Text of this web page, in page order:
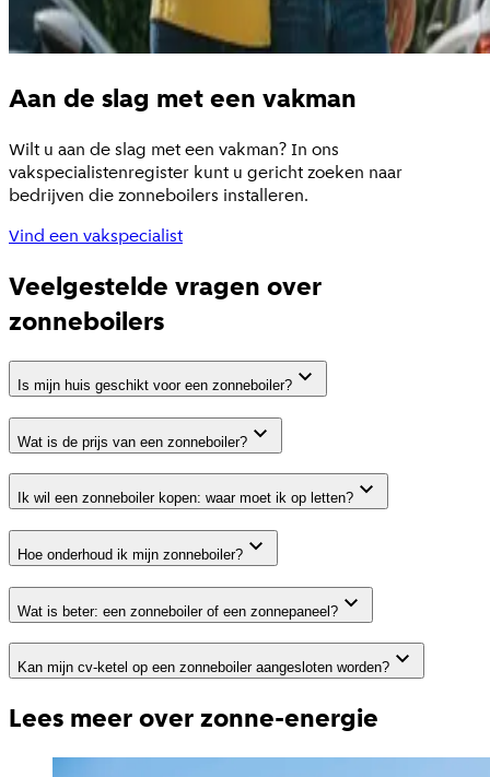
Aan de slag met een vakman
Wilt u aan de slag met een vakman? In ons
vakspecialistenregister kunt u gericht zoeken naar
bedrijven die zonneboilers installeren.
Vind een vakspecialist
Veelgestelde vragen over
zonneboilers
Is mijn huis geschikt voor een zonneboiler?
Wat is de prijs van een zonneboiler?
Ik wil een zonneboiler kopen: waar moet ik op letten?
Hoe onderhoud ik mijn zonneboiler?
Wat is beter: een zonneboiler of een zonnepaneel?
Kan mijn cv-ketel op een zonneboiler aangesloten worden?
Lees meer over zonne-energie